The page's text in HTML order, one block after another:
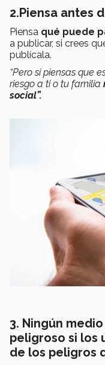
2.Piensa antes
Piensa qué puede
a publicar, si crees
publícala.
“Pero si piensas que
riesgo a ti o tu familia
social”.
3. Ningún
peligroso si los
de los peligros